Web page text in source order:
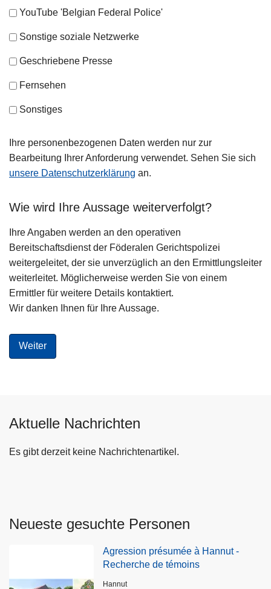
YouTube 'Belgian Federal Police'
Sonstige soziale Netzwerke
Geschriebene Presse
Fernsehen
Sonstiges
Ihre personenbezogenen Daten werden nur zur
Bearbeitung Ihrer Anforderung verwendet. Sehen Sie sich
unsere Datenschutzerklärung an.
Wie wird Ihre Aussage weiterverfolgt?
Ihre Angaben werden an den operativen
Bereitschaftsdienst der Föderalen Gerichtspolizei
weitergeleitet, der sie unverzüglich an den Ermittlungsleiter
weiterleitet. Möglicherweise werden Sie von einem
Ermittler für weitere Details kontaktiert.
Wir danken Ihnen für Ihre Aussage.
Aktuelle Nachrichten
Es gibt derzeit keine Nachrichtenartikel.
Neueste gesuchte Personen
Agression présumée à Hannut -
Recherche de témoins
Standort
Hannut